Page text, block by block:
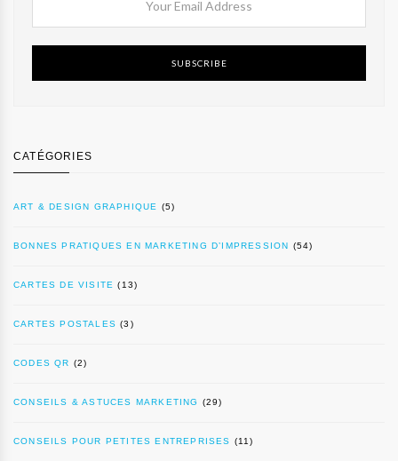
SUBSCRIBE
CATÉGORIES
ART & DESIGN GRAPHIQUE (5)
BONNES PRATIQUES EN MARKETING D’IMPRESSION (54)
CARTES DE VISITE (13)
CARTES POSTALES (3)
CODES QR (2)
CONSEILS & ASTUCES MARKETING (29)
CONSEILS POUR PETITES ENTREPRISES (11)